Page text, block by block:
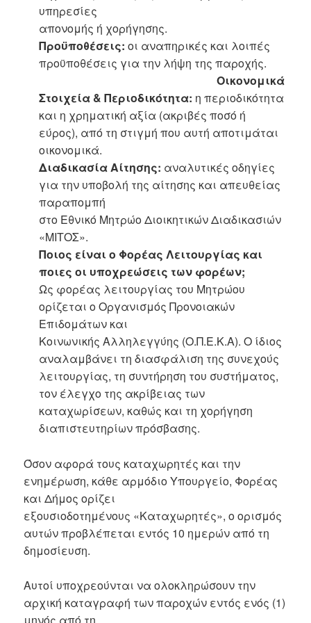
υπηρεσίες
απονομής ή χορήγησης.
Προϋποθέσεις: οι αναπηρικές και λοιπές
προϋποθέσεις για την λήψη της παροχής.
Οικονομικά
Στοιχεία & Περιοδικότητα: η περιοδικότητα
και η χρηματική αξία (ακριβές ποσό ή
εύρος), από τη στιγμή που αυτή αποτιμάται
οικονομικά.
Διαδικασία Αίτησης: αναλυτικές οδηγίες
για την υποβολή της αίτησης και απευθείας
παραπομπή
στο Εθνικό Μητρώο Διοικητικών Διαδικασιών
«ΜΙΤΟΣ».
Ποιος είναι ο Φορέας Λειτουργίας και
ποιες οι υποχρεώσεις των φορέων;
Ως φορέας λειτουργίας του Μητρώου
ορίζεται ο Οργανισμός Προνοιακών
Επιδομάτων και
Κοινωνικής Αλληλεγγύης (Ο.Π.Ε.Κ.Α). Ο ίδιος
αναλαμβάνει τη διασφάλιση της συνεχούς
λειτουργίας, τη συντήρηση του συστήματος,
τον έλεγχο της ακρίβειας των
καταχωρίσεων, καθώς και τη χορήγηση
διαπιστευτηρίων πρόσβασης.
Όσον αφορά τους καταχωρητές και την
ενημέρωση, κάθε αρμόδιο Υπουργείο, Φορέας
και Δήμος ορίζει
εξουσιοδοτημένους «Καταχωρητές», ο ορισμός
αυτών προβλέπεται εντός 10 ημερών από τη
δημοσίευση.
Αυτοί υποχρεούνται να ολοκληρώσουν την
αρχική καταγραφή των παροχών εντός ενός (1)